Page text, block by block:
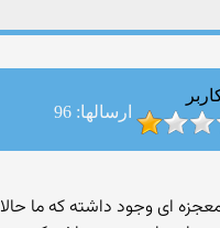
ارسالها: 96
ای وجود داشته که ما حالا